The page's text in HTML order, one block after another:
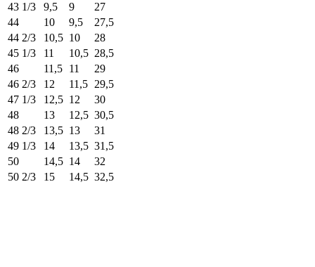
43 1/3
9,5 9
27
44
10 9,5
27,5
44 2/3
10,5 10
28
45 1/3
11 10,5 28,5
46
11,5 11
29
46 2/3
12 11,5 29,5
47 1/3
12,5 12
30
48
13 12,5 30,5
48 2/3
13,5 13
31
49 1/3
14 13,5 31,5
50
14,5 14
32
50 2/3
15 14,5 32,5